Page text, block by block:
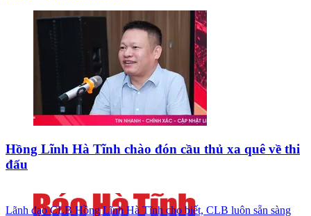
Hồng Lĩnh Hà Tĩnh chào đón cầu thủ xa quê về thi
đấu
Lãnh đạo CLB Hồng Lĩnh Hà Tĩnh cho biết, CLB luôn sẵn sàng